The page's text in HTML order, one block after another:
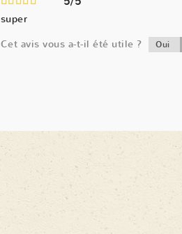
super
Cet avis vous a-t-il été utile ?
Oui